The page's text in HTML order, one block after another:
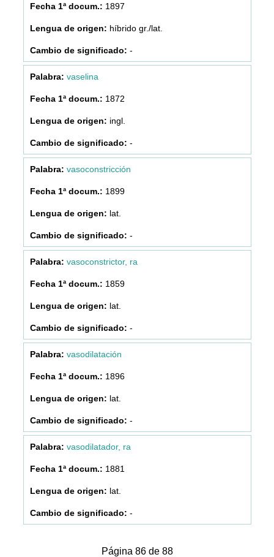
1897
híbrido gr./lat.
-
vaselina
1872
ingl.
-
vasoconstricción
1899
lat.
-
vasoconstrictor, ra
1859
lat.
-
vasodilatación
1896
lat.
-
vasodilatador, ra
1881
lat.
-
Página 86 de 88